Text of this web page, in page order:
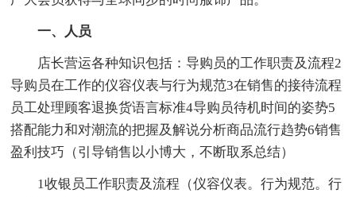
一、人员
店长营运各种知识包括：导购员的工作职责及流程2
导购员在工作的仪容仪表与行为规范3在销售的接待流程
员工处理顾客退换货语言标准4导购员待机时间的姿势5
搭配能力和对潮流的把握及解说分析商品流行趋势6销售
盈利技巧（引导销售以小博大，不断取系总结）
1收银员工作职责及流程（仪容仪表。行为规范。行